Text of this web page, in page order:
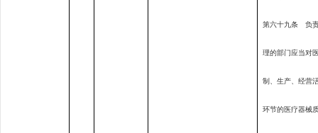
第六十九条 负
理的部门应当对
制、生产、经营
环节的医疗器械